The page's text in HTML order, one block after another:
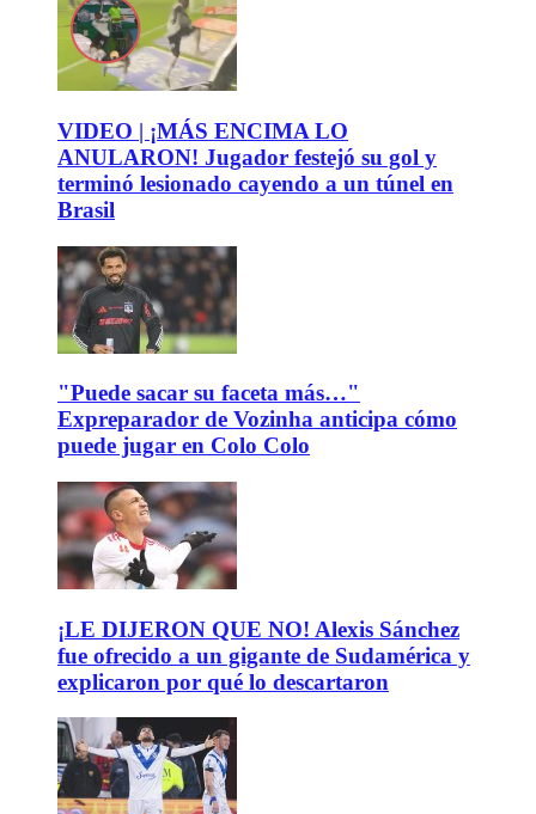
VIDEO | ¡MÁS ENCIMA LO
ANULARON! Jugador festejó su gol y
terminó lesionado cayendo a un túnel en
Brasil
"Puede sacar su faceta más…"
Expreparador de Vozinha anticipa cómo
puede jugar en Colo Colo
¡LE DIJERON QUE NO! Alexis Sánchez
fue ofrecido a un gigante de Sudamérica y
explicaron por qué lo descartaron